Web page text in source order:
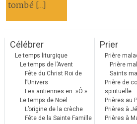
tombé […]
Célébrer
Le temps liturgique
Le temps de l’Avent
Fête du Christ Roi de
l’Univers
Les antiennes en »Ô »
Le temps de Noël
L’origine de la crèche
Fête de la Sainte Famille
Prier
Prière
Prière
Saints
Prière de
spirituelle
Prières au
Prières à
Prières à